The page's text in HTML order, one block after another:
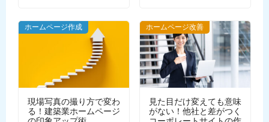
WEBデザイン
ホームページ作成
現場写真の撮り方で変わ
る！建築業ホームページ
ホームページ改善
見た目だけ変えても意味
がない！他社と差がつく